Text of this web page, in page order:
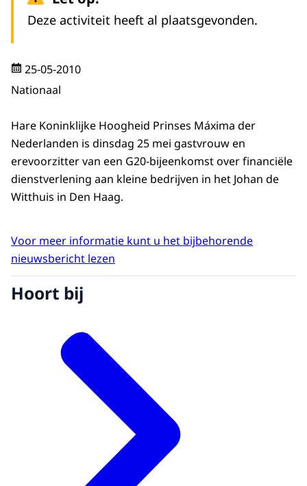
Deze activiteit heeft al plaatsgevonden.
25-05-2010
Nationaal
Hare Koninklijke Hoogheid Prinses Máxima der
Nederlanden is dinsdag 25 mei gastvrouw en
erevoorzitter van een G20-bijeenkomst over financiële
dienstverlening aan kleine bedrijven in het Johan de
Witthuis in Den Haag.
Voor meer informatie kunt u het bijbehorende
nieuwsbericht lezen
Hoort bij